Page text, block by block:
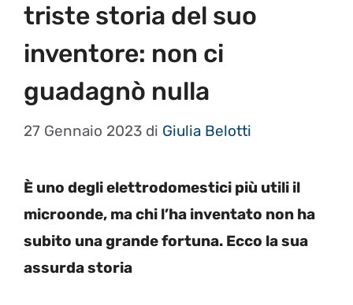
triste storia del suo
inventore: non ci
guadagnò nulla
27 Gennaio 2023 di Giulia Belotti
È uno degli elettrodomestici più utili il
microonde, ma chi l’ha inventato non ha
subito una grande fortuna. Ecco la sua
assurda storia